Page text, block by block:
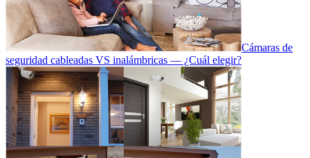
Cámaras de
seguridad cableadas VS inalámbricas — ¿Cuál elegir?